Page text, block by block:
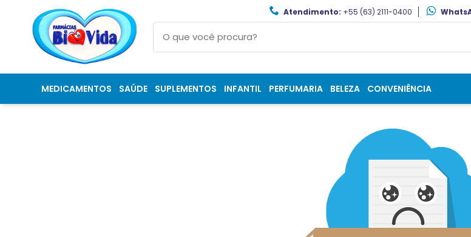
Atendimento: +55 (63) 2111-0400
MEDICAMENTOS SAÚDE SUPLEMENTOS INFANTIL PERFUMARIA BELEZA CONVENIÊNCIA